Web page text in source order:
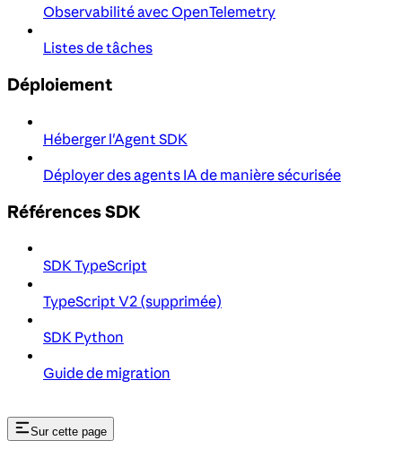
Observabilité avec OpenTelemetry
Listes de tâches
Déploiement
Héberger l'Agent SDK
Déployer des agents IA de manière sécurisée
Références SDK
SDK TypeScript
TypeScript V2 (supprimée)
SDK Python
Guide de migration
Sur cette page